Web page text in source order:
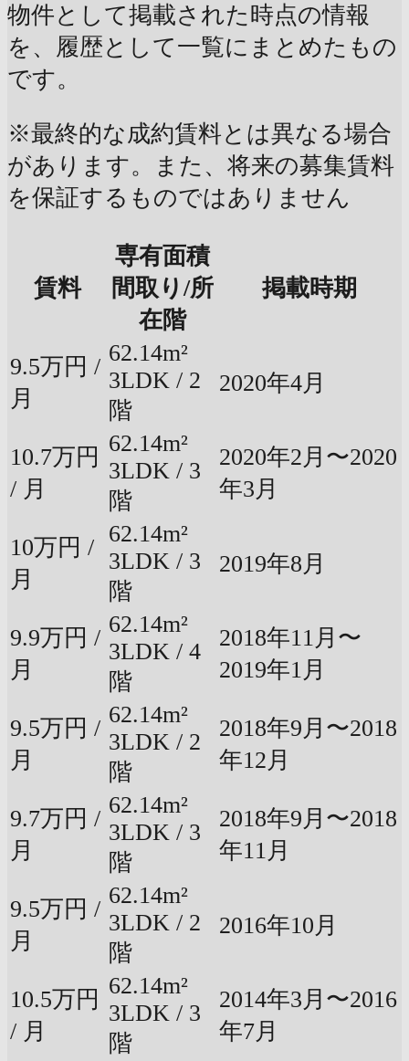
物件として掲載された時点の情報
を、履歴として一覧にまとめたもの
です。
※最終的な成約賃料とは異なる場合
があります。また、将来の募集賃料
を保証するものではありません
賃料
専有面積
間取り/所
在階
掲載時期
9.5万円 /
月
62.14m²
3LDK / 2
階
2020年4月
10.7万円
/ 月
62.14m²
3LDK / 3
階
2020年2月〜2020
年3月
10万円 /
月
62.14m²
3LDK / 3
階
2019年8月
9.9万円 /
月
62.14m²
3LDK / 4
階
2018年11月〜
2019年1月
9.5万円 /
月
62.14m²
3LDK / 2
階
2018年9月〜2018
年12月
9.7万円 /
月
62.14m²
3LDK / 3
階
2018年9月〜2018
年11月
9.5万円 /
月
62.14m²
3LDK / 2
階
2016年10月
10.5万円
/ 月
62.14m²
3LDK / 3
階
2014年3月〜2016
年7月